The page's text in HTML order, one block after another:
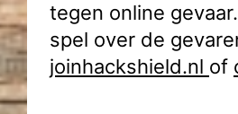
tegen online gevaar.
spel over de
joinhackshield.nl of